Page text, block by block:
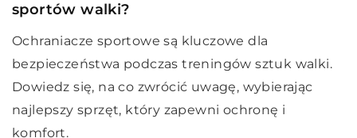
sportów walki?
Ochraniacze sportowe są kluczowe dla
bezpieczeństwa podczas treningów sztuk walki.
Dowiedz się, na co zwrócić uwagę, wybierając
najlepszy sprzęt, który zapewni ochronę i
komfort.